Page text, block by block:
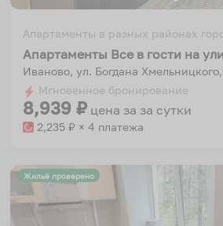
Апартаменты в разных районах
Иваново, ул. Богдана
Мгновенное бронирование
8,939 ₽ цена за за сутки
2,235 ₽ × 4 платежа
Жильё проверено